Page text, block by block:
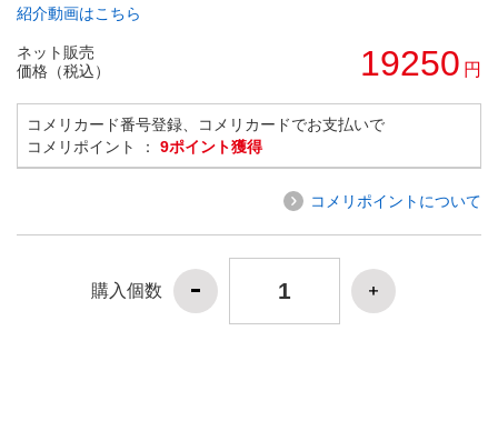
紹介動画はこちら
ネット販売
価格（税込）
19250 円
コメリカード番号登録、コメリカードでお支払いで
コメリポイント ： 9ポイント獲得
コメリポイントについて
購入個数